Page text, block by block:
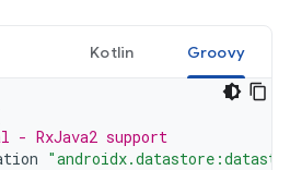
Groovy
Kotlin
- RxJava2 support